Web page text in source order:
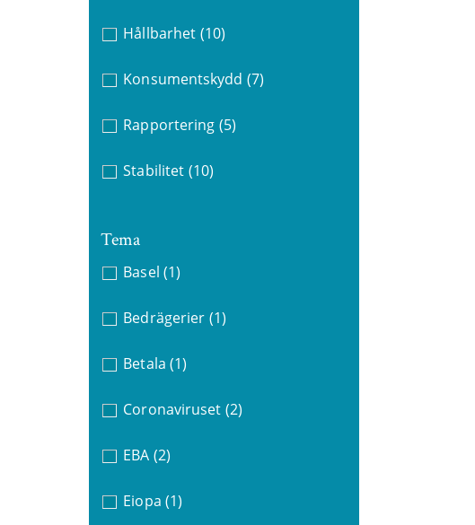
Hållbarhet (10)
Konsumentskydd (7)
Rapportering (5)
Stabilitet (10)
Tema
Basel (1)
Bedrägerier (1)
Betala (1)
Coronaviruset (2)
EBA (2)
Eiopa (1)